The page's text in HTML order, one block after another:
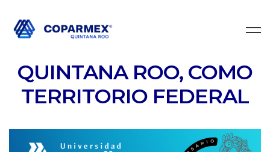
QUINTANA ROO, COMO
TERRITORIO FEDERAL